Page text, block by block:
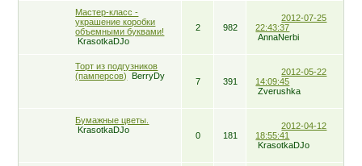
Мастер-класс -
украшение коробки
объемными буквами!
KrasotkaDJo
2 982
2012-07-25
22:43:37
AnnaNerbi
Торт из подгузников
(памперсов)
BerryDy
7 391
2012-05-22
14:09:45
Zverushka
Бумажные цветы.
KrasotkaDJo
0 181
2012-04-12
18:55:41
KrasotkaDJo